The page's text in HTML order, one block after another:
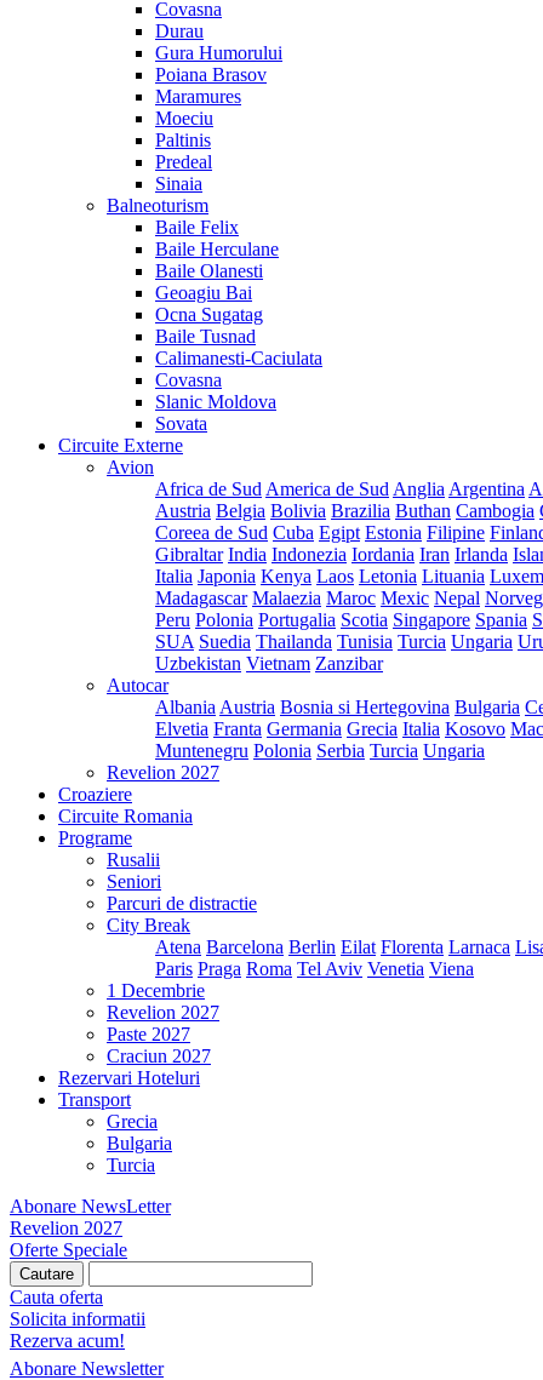
Covasna
Durau
Gura Humorului
Poiana Brasov
Maramures
Moeciu
Paltinis
Predeal
Sinaia
Balneoturism
Baile Felix
Baile Herculane
Baile Olanesti
Geoagiu Bai
Ocna Sugatag
Baile Tusnad
Calimanesti-Caciulata
Covasna
Slanic Moldova
Sovata
Circuite Externe
Avion
Africa de Sud America de Sud Anglia Argentina
Austria Belgia Bolivia Brazilia Buthan Cambogia
Coreea de Sud Cuba Egipt Estonia Filipine
Gibraltar India Indonezia Iordania Iran Irlanda
Italia Japonia Kenya Laos Letonia Lituania
Madagascar Malaezia Maroc Mexic Nepal
Peru Polonia Portugalia Scotia Singapore Spania
SUA Suedia Thailanda Tunisia Turcia Ungaria
Uzbekistan Vietnam Zanzibar
Autocar
Albania Austria Bosnia si Hertegovina Bulgaria
Elvetia Franta Germania Grecia Italia Kosovo
Muntenegru Polonia Serbia Turcia Ungaria
Revelion 2027
Croaziere
Circuite Romania
Programe
Rusalii
Seniori
Parcuri de distractie
City Break
Atena Barcelona Berlin Eilat Florenta Larnaca
Paris Praga Roma Tel Aviv Venetia Viena
1 Decembrie
Revelion 2027
Paste 2027
Craciun 2027
Rezervari Hoteluri
Transport
Grecia
Bulgaria
Turcia
Abonare NewsLetter
Revelion 2027
Oferte Speciale
Cauta oferta
Solicita informatii
Rezerva acum!
Abonare Newsletter